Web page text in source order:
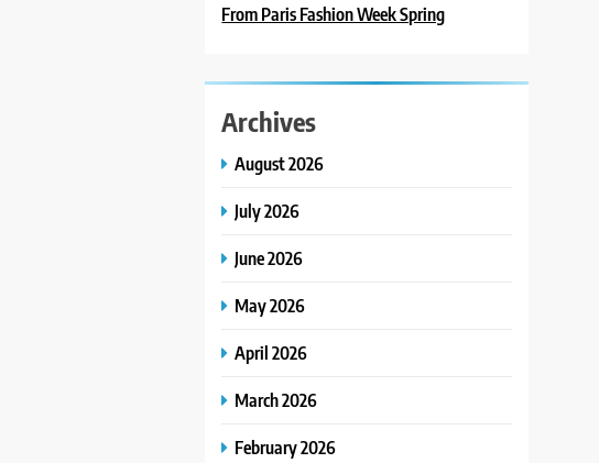
From Paris Fashion Week Spring
Archives
August 2026
July 2026
June 2026
May 2026
April 2026
March 2026
February 2026